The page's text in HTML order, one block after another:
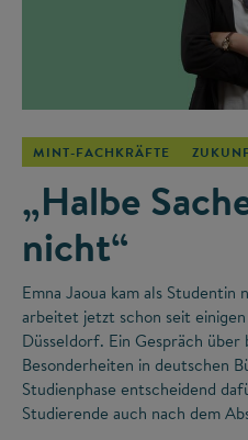
MINT-FACHKRÄFTE
„Halbe
nicht“
Emna Jaoua kam als Studentin
arbeitet jetzt schon seit
Düsseldorf. Ein Gespräch
Besonderheiten in deutschen
Studienphase entscheidend
Studierende auch nach dem